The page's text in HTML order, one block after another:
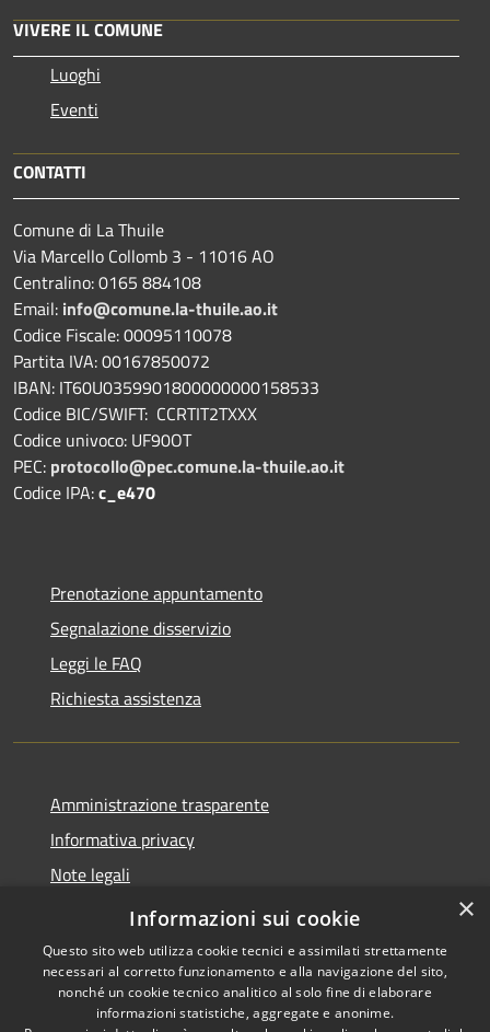
VIVERE IL COMUNE
Luoghi
Eventi
CONTATTI
Comune di La Thuile
Via Marcello Collomb 3 - 11016 AO
Centralino: 0165 884108
Email: info@comune.la-thuile.ao.it
Codice Fiscale: 00095110078
Partita IVA: 00167850072
IBAN: IT60U0359901800000000158533
Codice BIC/SWIFT: CCRTIT2TXXX
Codice univoco: UF90OT
PEC: protocollo@pec.comune.la-thuile.ao.it
Codice IPA:c_e470
Prenotazione appuntamento
Segnalazione disservizio
Leggi le FAQ
Richiesta assistenza
Amministrazione trasparente
Informativa privacy
Note legali
Dichiarazione di accessibilità
Copyright © 2026 • Comune di
×
Informazioni sui cookie
Questo sito web utilizza cookie tecnici e assimilati strettamente
necessari al corretto funzionamento e alla navigazione del sito,
nonché un cookie tecnico analitico al solo fine di elaborare
informazioni statistiche, aggregate e anonime.